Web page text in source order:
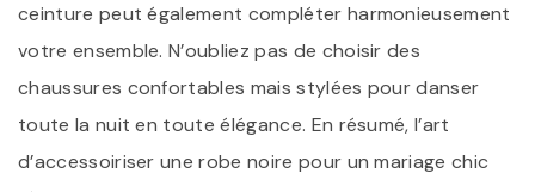
ceinture peut également compléter harmonieusement
votre ensemble. N’oubliez pas de choisir des
chaussures confortables mais stylées pour danser
toute la nuit en toute élégance. En résumé, l’art
d’accessoiriser une robe noire pour un mariage chic